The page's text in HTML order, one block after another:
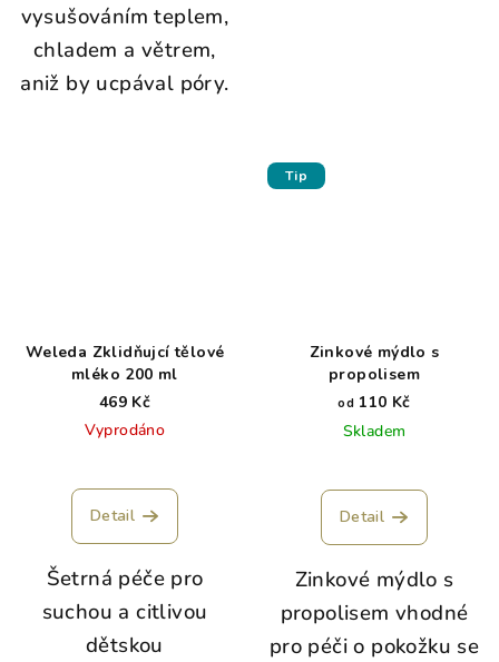
vysušováním teplem,
chladem a větrem,
aniž by ucpával póry.
Weleda Zklidňujcí tělové
mléko 200 ml
469 Kč
Vyprodáno
Detail
Šetrná péče pro
suchou a citlivou
dětskou
Tip
Zinkové mýdlo s
propolisem
od 110 Kč
Skladem
Detail
Zinkové mýdlo s
propolisem vhodné
pro péči o pokožku se